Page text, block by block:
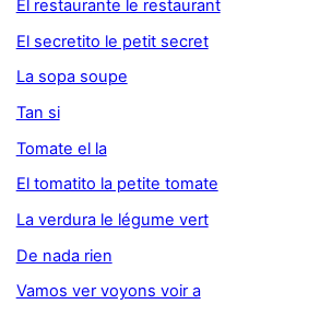
El restaurante le restaurant
El secretito le petit secret
La sopa soupe
Tan si
Tomate el la
El tomatito la petite tomate
La verdura le légume vert
De nada rien
Vamos ver voyons voir a